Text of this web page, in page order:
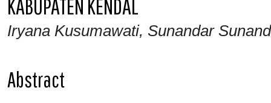
KABUPATEN KENDAL
Iryana Kusumawati, Sunandar
Abstract